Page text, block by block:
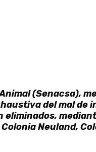
(Senacsa),
del mal de
Neuland,